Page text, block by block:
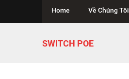
Home Về Chúng Tôi
SWITCH POE